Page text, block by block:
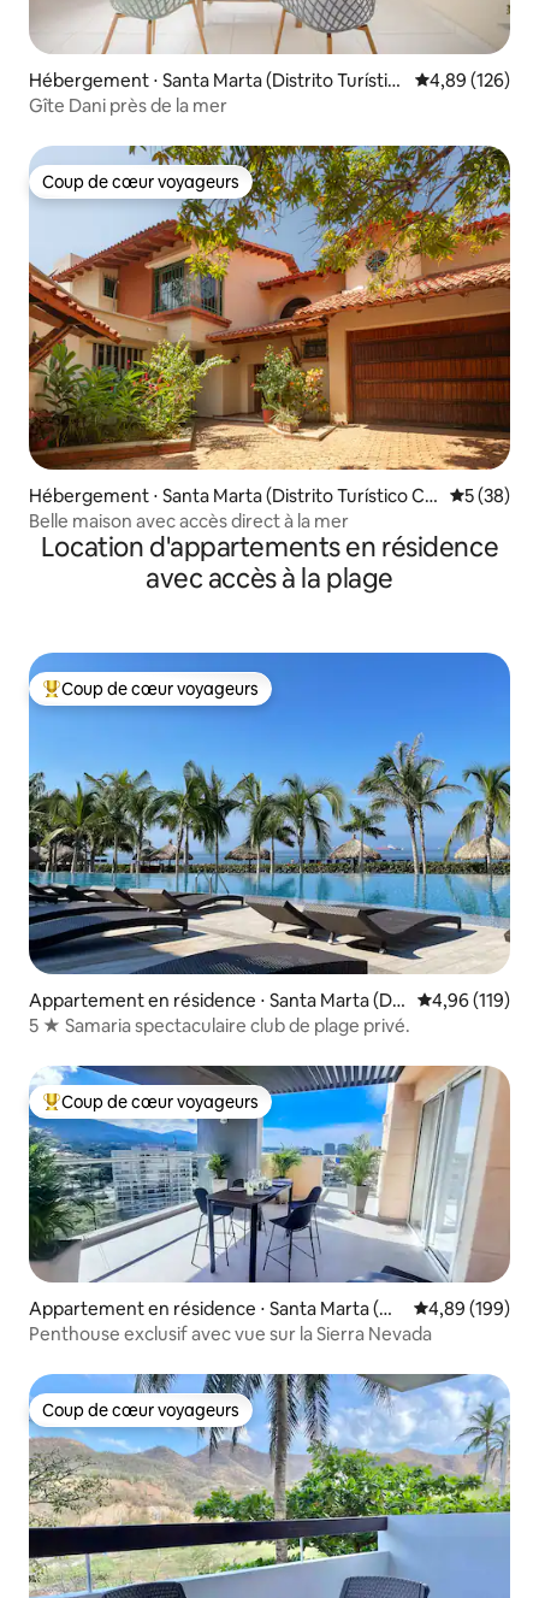
Hébergement ⋅ Santa Marta (Distrito Turístic
o Cultural E Histórico)
Évaluation
4,89 (126)
Gîte Dani près de la mer
Coup de cœur voyageurs
Coup de cœur voyageurs
Hébergement ⋅ Santa Marta (Distrito Turístico Cul
tural E Histórico)
5 (38)
Belle maison avec accès direct à la mer
Location d'appartements en résidence
avec accès à la plage
Coups de cœur voyageurs les plus appréciés
Coup de cœur voyageurs
Appartement en résidence ⋅ Santa Marta (Dis
trito Turístico Cultural E Histórico)
Évaluation
4,96 (119)
5 ★ Samaria spectaculaire club de plage privé.
Coups de cœur voyageurs les plus appréciés
Coup de cœur voyageurs
Appartement en résidence ⋅ Santa Marta (Dis
trito Turístico Cultural E Histórico)
Évaluation
4,89 (199)
Penthouse exclusif avec vue sur la Sierra Nevada
Coup de cœur voyageurs
Coup de cœur voyageurs